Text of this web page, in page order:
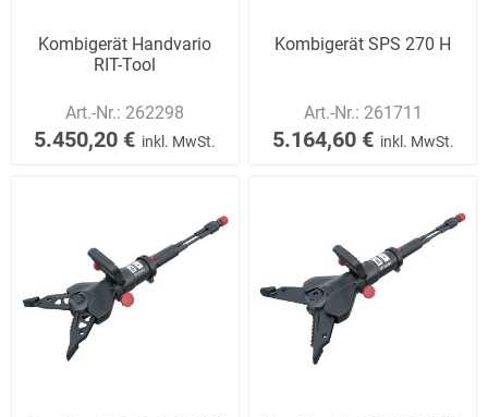
Kombigerät Handvario
RIT-Tool
Art.-Nr.: 262298
5.450,20 € inkl. MwSt.
Kombigerät SPS 270 H
Art.-Nr.: 261711
5.164,60 € inkl. MwSt.